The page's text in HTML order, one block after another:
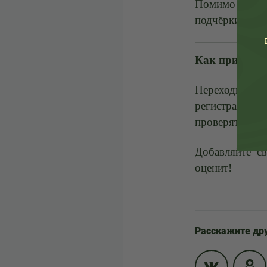
Помимо
Как
проверят
Добавляйте
оценит!
Расскажите